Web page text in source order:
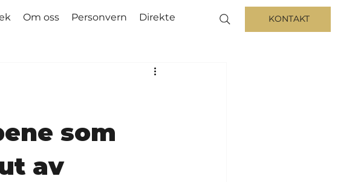
Om oss Personvern Direkte KONTAKT
som
av